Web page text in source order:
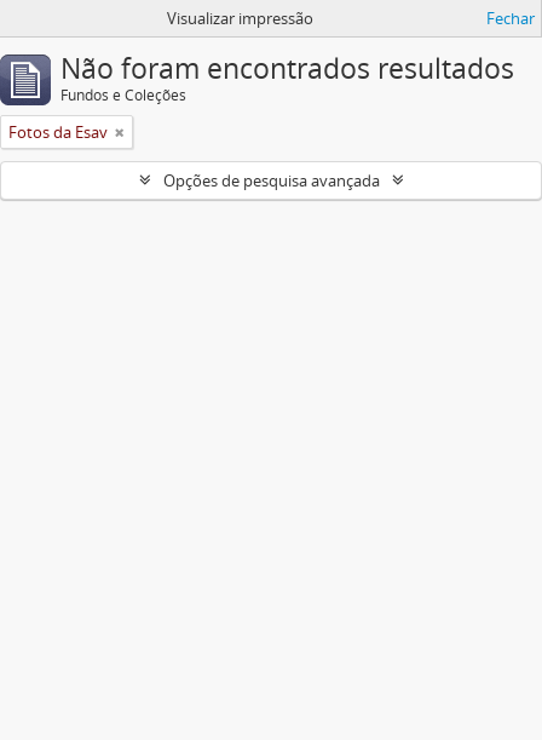
Visualizar impressão Fechar
Não foram encontrados resultados
Fundos e Coleções
Fotos da Esav
Opções de pesquisa avançada